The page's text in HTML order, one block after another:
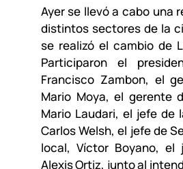
Ayer se llevó a cabo una
distintos sectores de la
se realizó el cambio de
Participaron el
Francisco Zambon, el
Mario Moya, el gerente
Mario Laudari, el jefe de
Carlos Welsh, el jefe de
local, Víctor Boyano, el
Alexis Ortiz, junto al